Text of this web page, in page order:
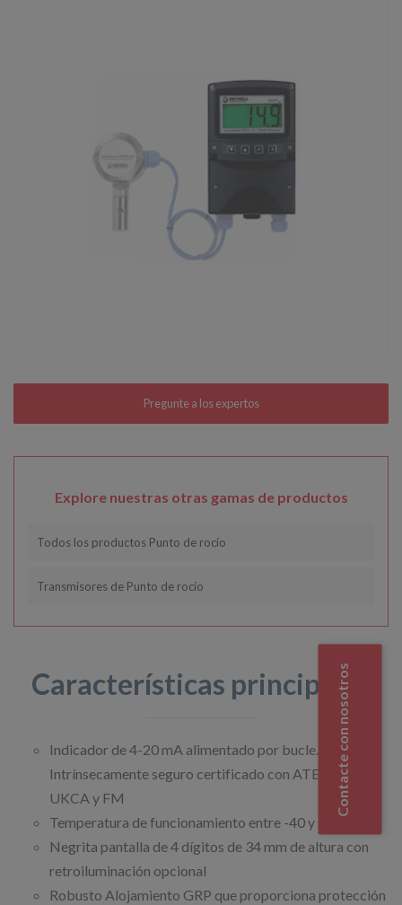
Explore nuestras otras gamas de productos
Todos los productos Punto de rocío
Transmisores de Punto de rocío
Características principales
Indicador de 4-20 mA alimentado por bucle.
Intrínsecamente seguro certificado con ATEX, IECEx,
UKCA y FM
Temperatura de funcionamiento entre -40 y +70°C
Negrita pantalla de 4 dígitos de 34 mm de altura con
retroiluminación opcional
Robusto Alojamiento GRP que proporciona protección
Contacte con nosotros